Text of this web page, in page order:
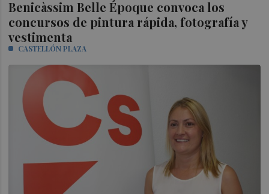
Benicàssim Belle Époque convoca los
concursos de pintura rápida, fotografía y
vestimenta
CASTELLÓN PLAZA